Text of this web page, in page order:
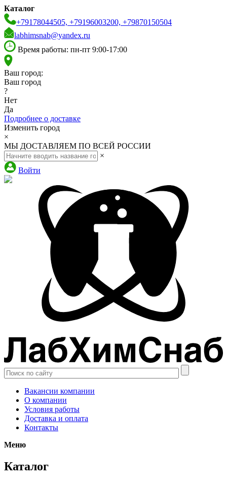
Каталог
+79178044505, +79196003200, +79870150504
labhimsnab@yandex.ru
Время работы: пн-пт 9:00-17:00
Ваш город:
Ваш город
?
Нет
Да
Подробнее о доставке
Изменить город
×
МЫ ДОСТАВЛЯЕМ ПО ВСЕЙ РОССИИ
×
Войти
Вакансии компании
О компании
Условия работы
Доставка и оплата
Контакты
Меню
Каталог